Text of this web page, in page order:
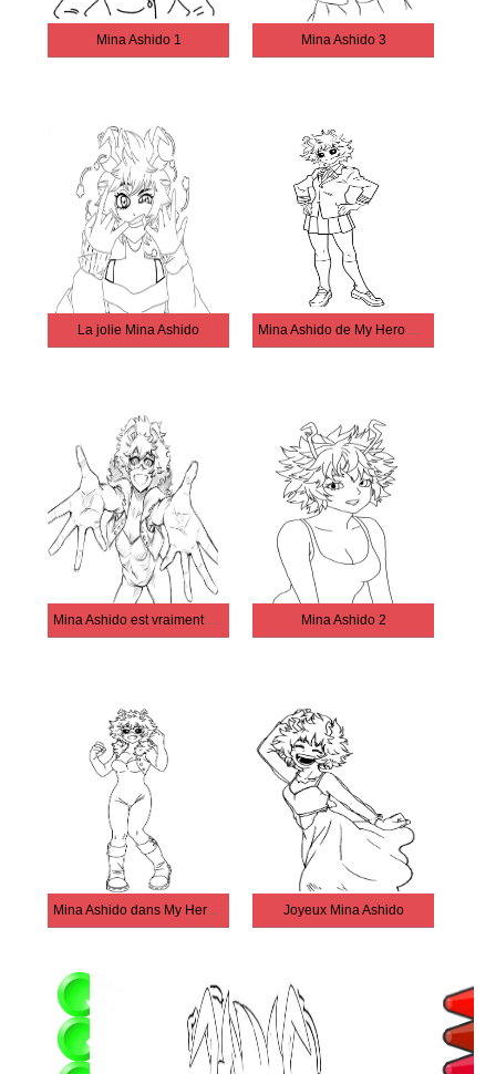
Mina Ashido 1 Mina Ashido 3
La jolie Mina Ashido Mina Ashido de My Hero Academia
Mina Ashido est vraiment cool Mina Ashido 2
Mina Ashido dans My Hero Academia Joyeux Mina Ashido